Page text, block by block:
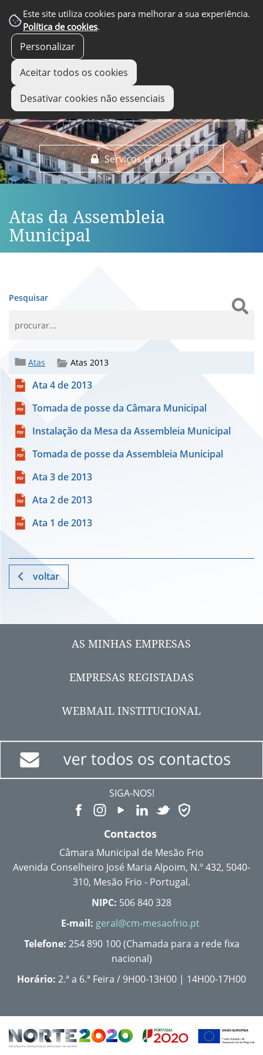
Este site utiliza cookies para melhorar a sua experiência.
Política de cookies.
Personalizar
Aceitar todos os cookies
Desativar cookies não essenciais
Serviços Online
EM DESTAQUE
Atas da Assembleia
Municipal
Pesquisar
Atas Atas 2013
Ata 4 de 2013
Tomada de posse da Câmara Municipal
Instalação da Mesa da Assembleia Municipal
Tomada de posse da Assembleia Municipal
Ata 3 de 2013
Ata 2 de 2013
Ata 1 de 2013
voltar
AS MINHAS EMPRESAS
EMPRESAS REGISTADAS
WEBMAIL INSTITUCIONAL
SIGA-NOS!
Contactos
Câmara Municipal de Mesão Frio
Avenida Conselheiro José Maria Alpoim, N.º 432, 5040-
310, Mesão Frio - Portugal.
NIPC: 506 840 328
E-mail: geral@cm-mesaofrio.pt
Telefone: 254 890 100 (Chamada para a rede fixa
nacional)
Horário: 2.ª a 6.ª Feira / 9H00-13H00 | 14H00-17H00